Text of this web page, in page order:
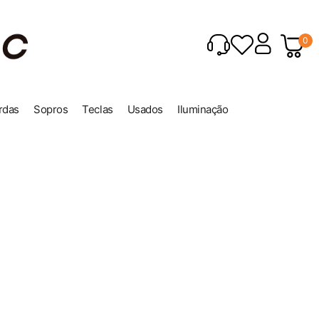
0
Sopros Teclas Usados Iluminação